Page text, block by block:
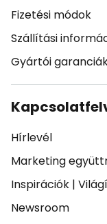
Fizetési módok
Szállítási
Gyártói
Hírlevél
Marketing
Inspirációk |
Newsroom